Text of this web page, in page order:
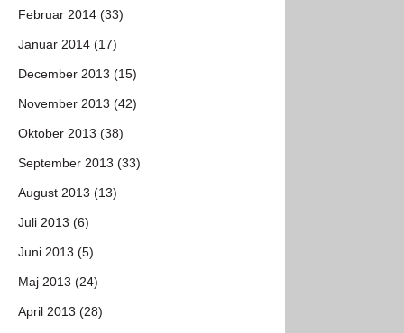
Februar 2014 (33)
Januar 2014 (17)
December 2013 (15)
November 2013 (42)
Oktober 2013 (38)
September 2013 (33)
August 2013 (13)
Juli 2013 (6)
Juni 2013 (5)
Maj 2013 (24)
April 2013 (28)